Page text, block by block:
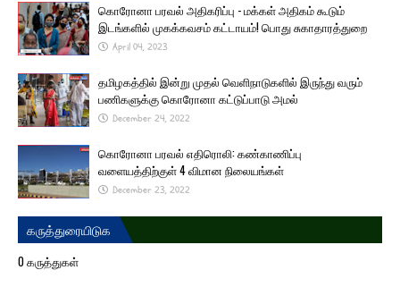
கொரோனா பரவல் அதிகரிப்பு - மக்கள் அதிகம் கூடும்
இடங்களில் முகக்கவசம் கட்டாயம்! பொது சுகாதாரத்துறை
April 04, 2023
தமிழகத்தில் இன்று முதல் வெளிநாடுகளில் இருந்து வரும்
பணிகளுக்கு கொரோனா கட்டுப்பாடு அமல்
December 24, 2022
கொரோனா பரவல் எதிரொலி: கண்காணிப்பு
வளையத்திற்குள் 4 விமான நிலையங்கள்
December 23, 2022
கருத்துரையிடுக
0 கருத்துகள்